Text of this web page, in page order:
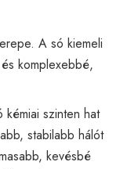
A só kiemeli
komplexebbé,
kémiai szinten hat
stabilabb hálót
kevésbé